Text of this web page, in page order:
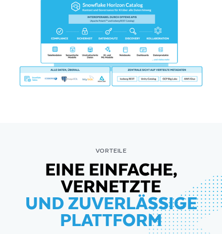
ERFAHREN
VORTEILE
EINE EINFACHE,
VERNETZTE
UND ZUVERLÄSSIGE
PLATTFORM